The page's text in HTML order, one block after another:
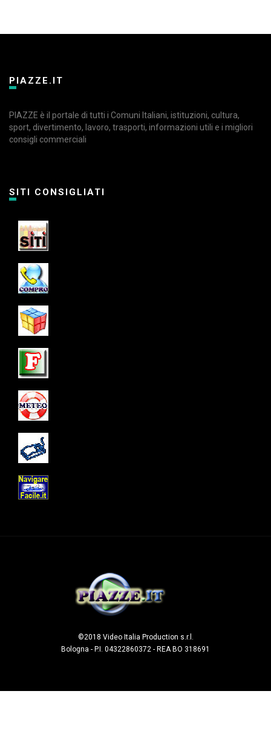
PIAZZE.IT
PIAZZE è il portale di tutti i Comuni Italiani, istituzioni, cultura,
sport, divertimento, lavoro, trasporti, informazioni utili e i migliori
consigli commerciali
SITI CONSIGLIATI
©2018 Video Italia Production s.r.l.
Bologna - P.I. 04322860372 - REA BO 318691